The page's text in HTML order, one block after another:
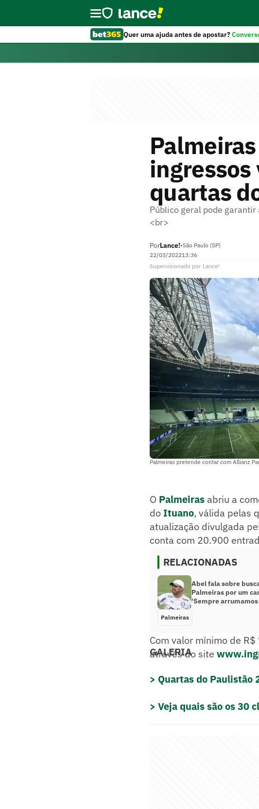
Quer uma ajuda antes de apostar?
ingressos
quartas
Público geral pode
<br>
PorLance!•São Paulo (SP)
22/03/202213:36
Supervisionado por Lance!
Palmeiras pretende contar com Allianz
O Palmeiras abriu a
do Ituano, válida pelas
atualização divulgada
conta com 20.900
RELACIONADAS
Abel fala sobre
Palmeiras por um
‘Sempre arrumamos
Palmeiras
Com valor mínimo de
através do site
GALERIA
> Quartas do Paulistão
> Veja quais são os 30